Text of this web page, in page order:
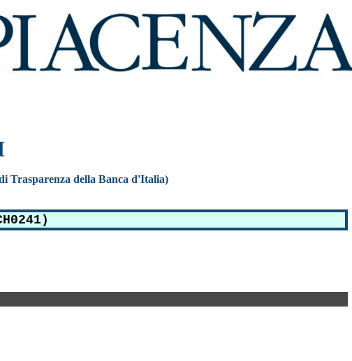
Trasparenza della Banca d'Italia)